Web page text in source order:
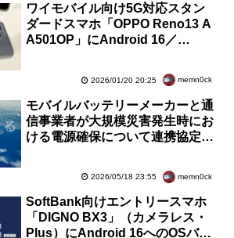
ワイモバイル向け5G対応スタン
ダードスマホ「OPPO Reno13 A
A501OP」にAndroid 16／
2026/01/20 20:25 memn0ck
モバイルバッテリーメーカーと通
信事業者が大規模災害発生時にお
ける電源確保について連携協定を
2026/05/18 23:55 memn0ck
SoftBank向けエントリースマホ
「DIGNO BX3」（カメラレス・
Plus）にAndroid 16へのOSバー